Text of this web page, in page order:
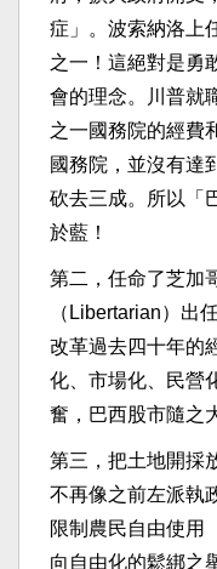
症」。波索納洛上
之一！這絕對是勇
會的理念。川普就
之一國務院的經費
國務院，並沒有達
砍去三成。所以「
於藍！
第二，任命了芝加
（Libertarian）出
改革過去四十年的
化、市場化、民營
奮，巴西股市隨之
第三，把土地開採
不再像之前左派執
限制農民自由使用
向自由化的鬆綁之